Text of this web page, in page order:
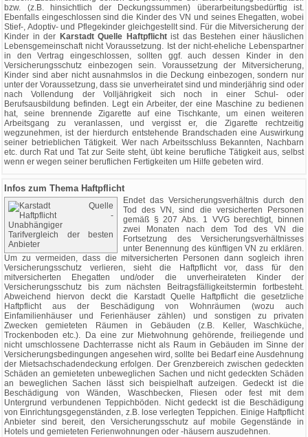
bzw. (z.B. hinsichtlich der Deckungssummen) überarbeitungsbedürftig ist.
Ebenfalls eingeschlossen sind die Kinder des VN und seines Ehegatten, wobei
Stief-, Adoptiv- und Pflegekinder gleichgestellt sind. Für die Mitversicherung der
Kinder in der Karstadt Quelle Haftpflicht ist das Bestehen einer häuslichen
Lebensgemeinschaft nicht Voraussetzung. Ist der nicht-eheliche Lebenspartner
in den Vertrag eingeschlossen, sollten ggf. auch dessen Kinder in den
Versicherungsschutz einbezogen sein. Voraussetzung der Mitversicherung,
Kinder sind aber nicht ausnahmslos in die Deckung einbezogen, sondern nur
unter der Voraussetzung, dass sie unverheiratet sind und minderjährig sind oder
nach Vollendung der Volljährigkeit sich noch in einer Schul- oder
Berufsausbildung befinden. Legt ein Arbeiter, der eine Maschine zu bedienen
hat, seine brennende Zigarette auf eine Tischkante, um einen weiteren
Arbeitsgang zu veranlassen, und vergisst er, die Zigarette rechtzeitig
wegzunehmen, ist der hierdurch entstehende Brandschaden eine Auswirkung
seiner betrieblichen Tätigkeit. Wer nach Arbeitsschluss Bekannten, Nachbarn
etc. durch Rat und Tat zur Seite steht, übt keine berufliche Tätigkeit aus, selbst
wenn er wegen seiner beruflichen Fertigkeiten um Hilfe gebeten wird.
Infos zum Thema Haftpflicht
Endet das Versicherungsverhältnis durch den
Tod des VN, sind die versicherten Personen
gemäß § 207 Abs. 1 VVG berechtigt, binnen
zwei Monaten nach dem Tod des VN die
Fortsetzung des Versicherungsverhältnisses
unter Benennung des künftigen VN zu erklären.
Um zu vermeiden, dass die mitversicherten Personen dann sogleich ihren
Versicherungsschutz verlieren, sieht die Haftpflicht vor, dass für den
mitversicherten Ehegatten und/oder die unverheirateten Kinder der
Versicherungsschutz bis zum nächsten Beitragsfälligkeitstermin fortbesteht.
Abweichend hiervon deckt die Karstadt Quelle Haftpflicht die gesetzliche
Haftpflicht aus der Beschädigung von Wohnräumen (wozu auch
Einfamilienhäuser und Ferienhäuser zählen) und sonstigen zu privaten
Zwecken gemieteten Räumen in Gebäuden (z.B. Keller, Waschküche,
Trockenboden etc.). Da eine zur Mietwohnung gehörende, freiliegende und
nicht umschlossene Dachterrasse nicht als Raum in Gebäuden im Sinne der
Versicherungsbedingungen angesehen wird, sollte bei Bedarf eine Ausdehnung
der Mietsachschadendeckung erfolgen. Der Grenzbereich zwischen gedeckten
Schäden an gemieteten unbeweglichen Sachen und nicht gedeckten Schäden
an beweglichen Sachen lässt sich beispielhaft aufzeigen. Gedeckt ist die
Beschädigung von Wänden, Waschbecken, Fliesen oder fest mit dem
Untergrund verbundenen Teppichböden. Nicht gedeckt ist die Beschädigung
von Einrichtungsgegenständen, z.B. lose verlegten Teppichen. Einige Haftpflicht
Anbieter sind bereit, den Versicherungsschutz auf mobile Gegenstände in
Hotels und gemieteten Ferienwohnungen oder -häusern auszudehnen.